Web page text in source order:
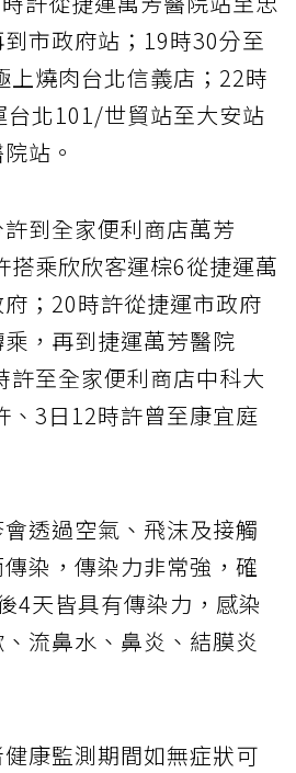
市政府站；19時30分至
上燒肉台北信義店；22時
台北101/世貿站至大安站
站。
到全家便利商店萬芳
搭乘欣欣客運棕6從捷運萬
；20時許從捷運市政府
，再到捷運萬芳醫院
許至全家便利商店中科大
、3日12時許曾至康宜庭
透過空氣、飛沫及接觸
染，傳染力非常強，確
4天皆具有傳染力，感染
流鼻水、鼻炎、結膜炎
康監測期間如無症狀可